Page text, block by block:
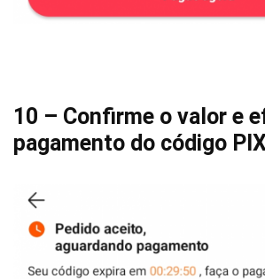
10 – Confirme o valor e
pagamento do código